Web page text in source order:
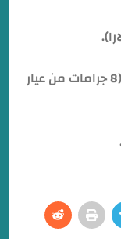
سعر الجنيه الذهب اليوم في السعودية (8 جرامات من عيار